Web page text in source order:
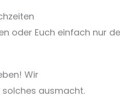
oder Euch einfach nur
Wir
ausmacht.